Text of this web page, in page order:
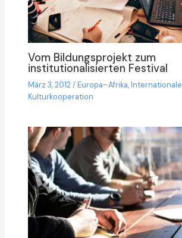
Vom Bildungsprojekt zum
institutionalisierten Festival
März 3, 2012/Europa–Afrika,Internationale
Kulturkooperation